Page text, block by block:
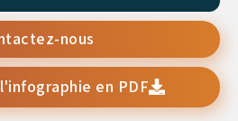
nous
en PDF